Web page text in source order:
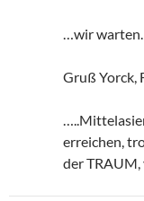
…wir
Gruß Yorck,
erreichen,
der